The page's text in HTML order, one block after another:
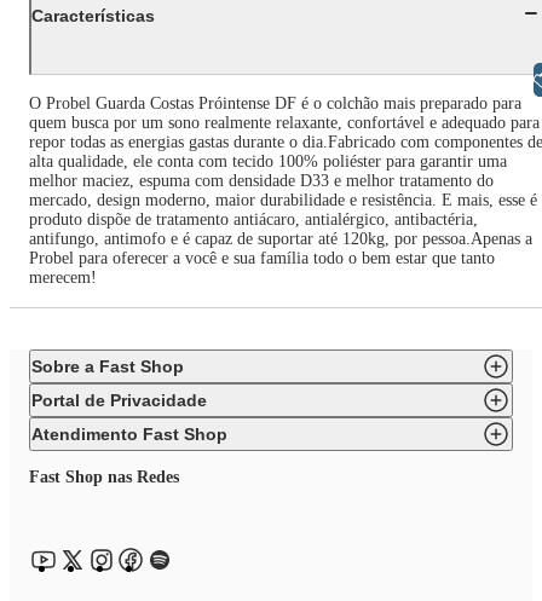
Características
O Probel Guarda Costas Próintense DF é o colchão mais preparado para
quem busca por um sono realmente relaxante, confortável e adequado para
repor todas as energias gastas durante o dia.Fabricado com componentes de
alta qualidade, ele conta com tecido 100% poliéster para garantir uma
melhor maciez, espuma com densidade D33 e melhor tratamento do
mercado, design moderno, maior durabilidade e resistência. E mais, esse é
produto dispõe de tratamento antiácaro, antialérgico, antibactéria,
antifungo, antimofo e é capaz de suportar até 120kg, por pessoa.Apenas a
Probel para oferecer a você e sua família todo o bem estar que tanto
merecem!
Sobre a Fast Shop
Portal de Privacidade
Atendimento Fast Shop
Fast Shop nas Redes
Libras